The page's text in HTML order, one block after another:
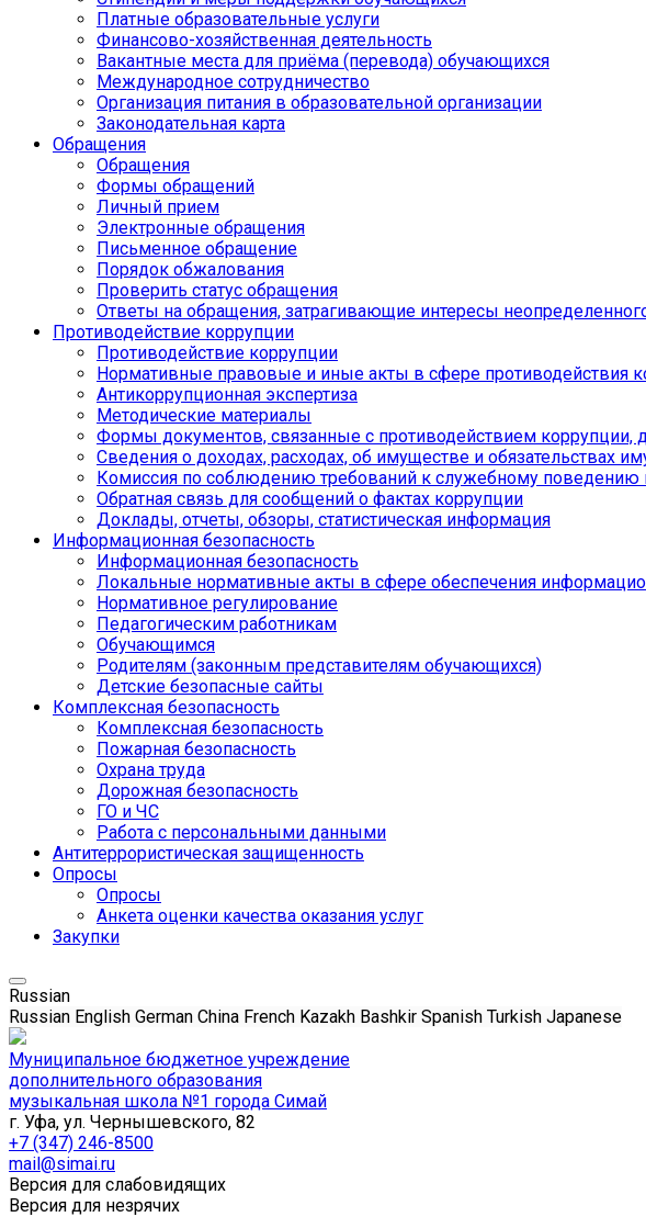
Платные образовательные услуги
Финансово-хозяйственная деятельность
Вакантные места для приёма (перевода) обучающихся
Международное сотрудничество
Организация питания в образовательной организации
Законодательная карта
Обращения
Обращения
Формы обращений
Личный прием
Электронные обращения
Письменное обращение
Порядок обжалования
Проверить статус обращения
Ответы на обращения, затрагивающие интересы
Противодействие коррупции
Противодействие коррупции
Нормативные правовые и иные акты в сфере противодействия
Антикоррупционная экспертиза
Методические материалы
Формы документов, связанные с противодействием коррупции,
Сведения о доходах, расходах, об имуществе и обязательствах
Комиссия по соблюдению требований к служебному поведению
Обратная связь для сообщений о фактах коррупции
Доклады, отчеты, обзоры, статистическая информация
Информационная безопасность
Информационная безопасность
Локальные нормативные акты в сфере обеспечения
Нормативное регулирование
Педагогическим работникам
Обучающимся
Родителям (законным представителям обучающихся)
Детские безопасные сайты
Комплексная безопасность
Комплексная безопасность
Пожарная безопасность
Охрана труда
Дорожная безопасность
ГО и ЧС
Работа с персональными данными
Антитеррористическая защищенность
Опросы
Опросы
Анкета оценки качества оказания услуг
Закупки
Russian
Russian English German China French Kazakh Bashkir Spanish Turkish Japanese
Муниципальное бюджетное учреждение
дополнительного образования
музыкальная школа №1 города Симай
г. Уфа, ул. Чернышевского, 82
+7 (347) 246-8500
mail@simai.ru
Версия для слабовидящих
Версия для незрячих